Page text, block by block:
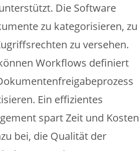
Die Software
zu kategorisieren, zu
zu versehen.
Workflows definiert
Ein effizientes
spart Zeit und Kosten
bei, die Qualität der